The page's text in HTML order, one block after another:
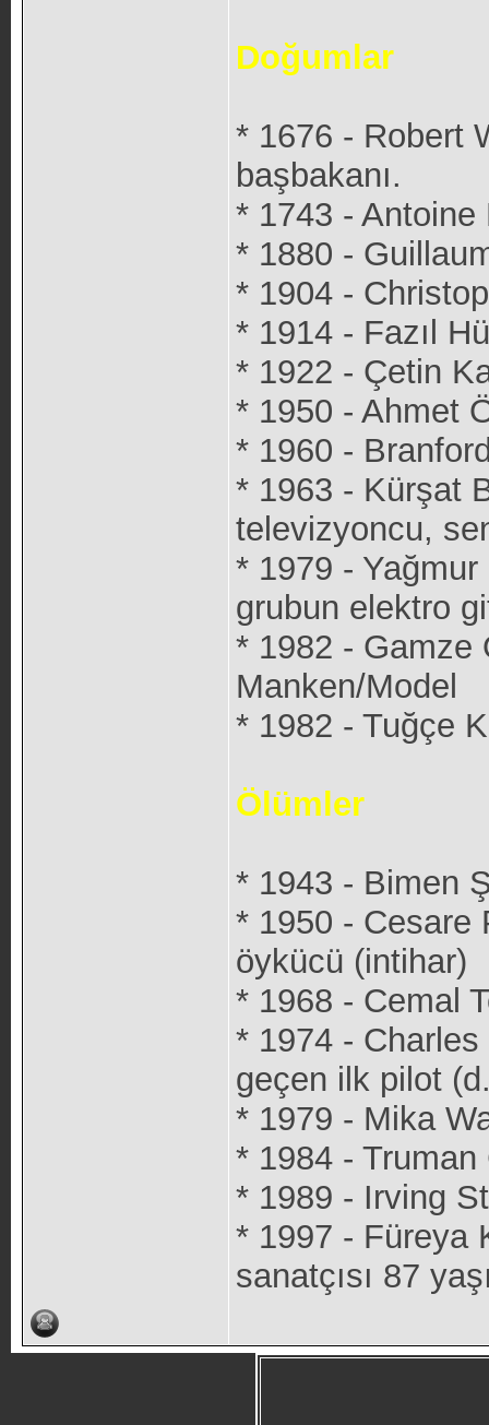
Doğumlar
* 1676 - Robert
başbakanı.
* 1743 - Antoine
* 1880 -
* 1904 -
* 1914 - Fazıl
* 1922 - Çetin
* 1950 - Ahmet
* 1960 -
* 1963 - Kürşat
televizyoncu,
* 1979 -
grubun elektro
* 1982 - Gamze
Manken/Model
* 1982 - Tuğçe
Ölümler
* 1943 - Bimen
* 1950 - Cesare
öykücü (intihar)
* 1968 - Cemal
* 1974 -
geçen ilk pilot
* 1979 - Mika
* 1984 -
* 1989 - Irving
* 1997 - Füreya
sanatçısı 87